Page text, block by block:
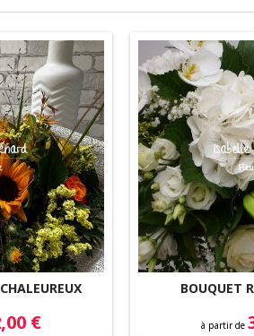
€
BOUQUET
Prix
à partir de